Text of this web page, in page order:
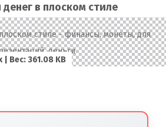
в плоском стиле
Вес: 361.08 KB